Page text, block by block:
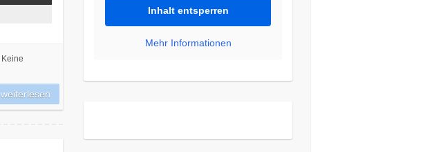
Keine
weiterlesen
Inhalt entsperren
Mehr Informationen